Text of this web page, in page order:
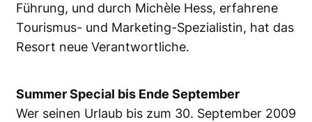
Führung, und durch Michèle Hess, erfahrene
Tourismus- und Marketing-Spezialistin, hat das
Resort neue Verantwortliche.
Summer Special bis Ende September
Wer seinen Urlaub bis zum 30. September 2009